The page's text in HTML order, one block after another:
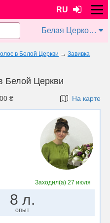
RU
Белая Церковь
в Белой Церкви → Завивка
Белой Церкви
₴ На карте
Заходил(а)27 июля
8 л.
опыт